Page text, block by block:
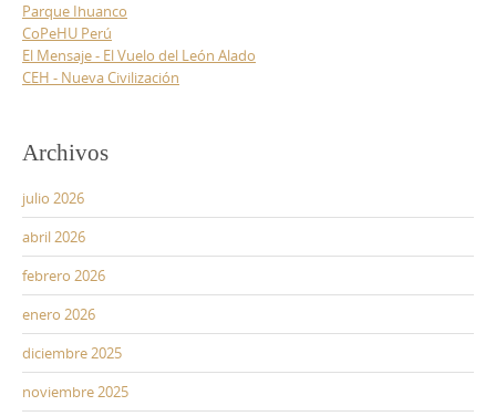
Parque Ihuanco
CoPeHU Perú
El Mensaje - El Vuelo del León Alado
CEH - Nueva Civilización
Archivos
julio 2026
abril 2026
febrero 2026
enero 2026
diciembre 2025
noviembre 2025